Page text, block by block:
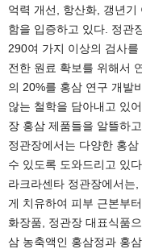
억력 개선, 항산화, 갱년기
함을 입증하고 있다. 정관
290여 가지 이상의 검사
전한 원료 확보를 위해서
의 20%를 홍삼 연구 개발
않는 철학을 담아내고 있
장 홍삼 제품들을 알뜰하
정관장에서는 다양한 홍
수 있도록 도와드리고 있
라크라센타 정관장에서는
게 치유하여 피부 근본부
화장품, 정관장 대표식품
삼 농축액인 홍삼정과 홍